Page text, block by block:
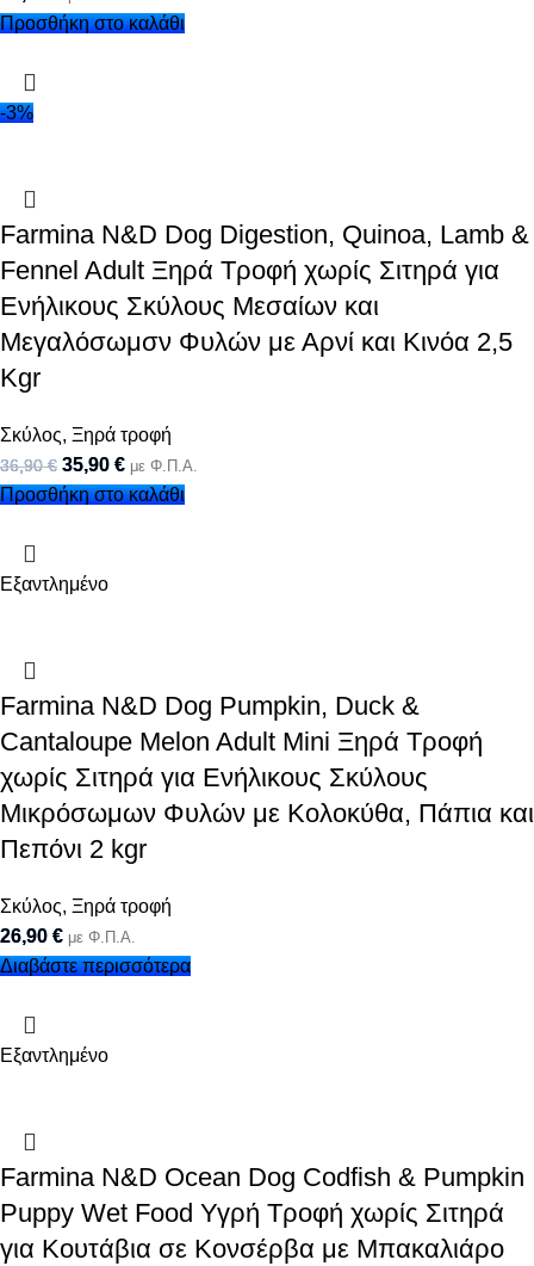
Προσθήκη στο καλάθι
-3%
Farmina N&D Dog Digestion, Quinoa, Lamb &
Fennel Adult Ξηρά Τροφή χωρίς Σιτηρά για
Ενήλικους Σκύλους Μεσαίων και
Μεγαλόσωμσν Φυλών με Αρνί και Κινόα 2,5
Kgr
Σκύλος, Ξηρά τροφή
36,90€ 35,90 € με Φ.Π.Α.
Προσθήκη στο καλάθι
Εξαντλημένο
Farmina N&D Dog Pumpkin, Duck &
Cantaloupe Melon Adult Mini Ξηρά Τροφή
χωρίς Σιτηρά για Ενήλικους Σκύλους
Μικρόσωμων Φυλών με Κολοκύθα, Πάπια και
Πεπόνι 2 kgr
Σκύλος, Ξηρά τροφή
26,90 € με Φ.Π.Α.
Διαβάστε περισσότερα
Εξαντλημένο
Farmina N&D Ocean Dog Codfish & Pumpkin
Puppy Wet Food Υγρή Τροφή χωρίς Σιτηρά
για Κουτάβια σε Κονσέρβα με Μπακαλιάρο